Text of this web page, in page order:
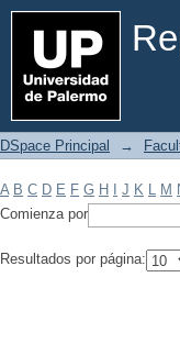
Filtrar por:
DSpace Principal →
A B C D E F G H J K L M
Comienza por
Resultados por página: